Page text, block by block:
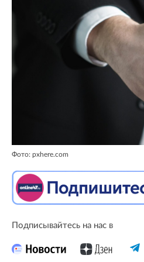
Фото: pxhere.com
Подписывайтесь на нас в